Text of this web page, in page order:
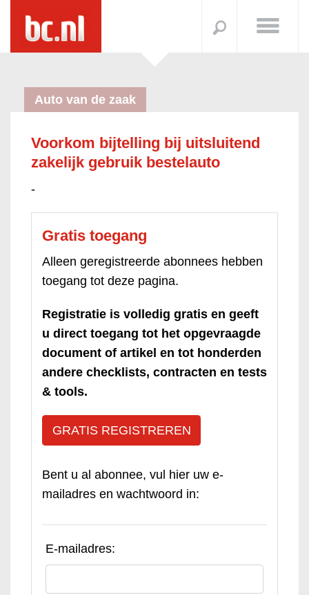
Auto van de zaak
Voorkom bijtelling bij uitsluitend
zakelijk gebruik bestelauto
-
Gratis toegang
Alleen geregistreerde abonnees hebben
toegang tot deze pagina.
Registratie is volledig gratis en geeft
u direct toegang tot het opgevraagde
document of artikel en tot honderden
andere checklists, contracten en tests
& tools.
GRATIS REGISTREREN
Bent u al abonnee, vul hier uw e-
mailadres en wachtwoord in:
E-mailadres: